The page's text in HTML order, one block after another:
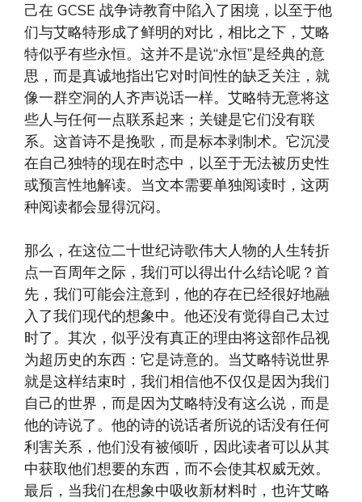
己在 GCSE 战争诗教育中陷入了困境，以至于他
们与艾略特形成了鲜明的对比，相比之下，艾略
特似乎有些永恒。这并不是说“永恒”是经典的意
思，而是真诚地指出它对时间性的缺乏关注，就
像一群空洞的人齐声说话一样。艾略特无意将这
些人与任何一点联系起来；关键是它们没有联
系。这首诗不是挽歌，而是标本剥制术。它沉浸
在自己独特的现在时态中，以至于无法被历史性
或预言性地解读。当文本需要单独阅读时，这两
种阅读都会显得沉闷。
那么，在这位二十世纪诗歌伟大人物的人生转折
点一百周年之际，我们可以得出什么结论呢？首
先，我们可能会注意到，他的存在已经很好地融
入了我们现代的想象中。他还没有觉得自己太过
时了。其次，似乎没有真正的理由将这部作品视
为超历史的东西：它是诗意的。当艾略特说世界
就是这样结束时，我们相信他不仅仅是因为我们
自己的世界，而是因为艾略特没有这么说，而是
他的诗说了。他的诗的说话者所说的话没有任何
利害关系，他们没有被倾听，因此读者可以从其
中获取他们想要的东西，而不会使其权威无效。
最后，当我们在想象中吸收新材料时，也许艾略